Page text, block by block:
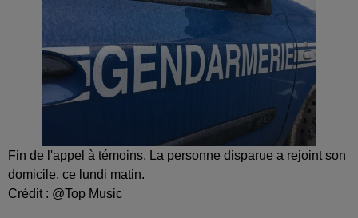
Fin de l'appel à témoins. La personne disparue a rejoint son
domicile, ce lundi matin.
Crédit : @Top Music